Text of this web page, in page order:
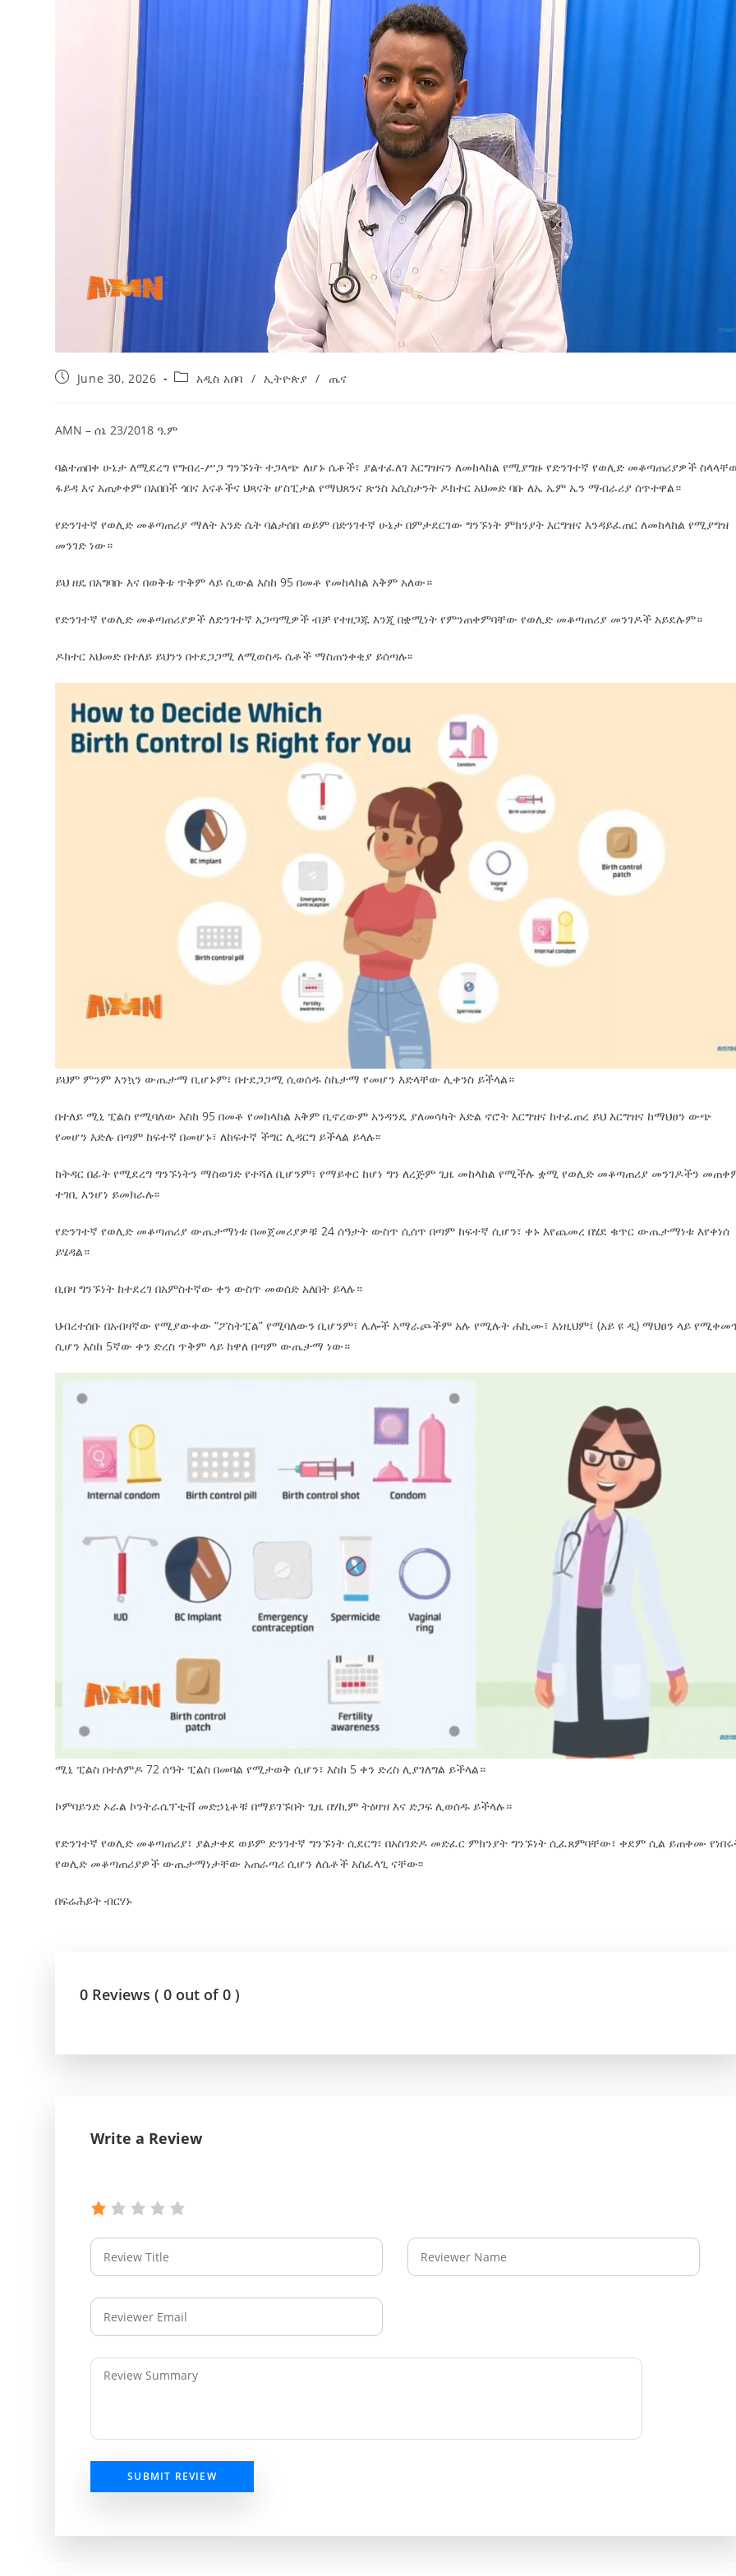
የኢትዮጵያ ኢኮኖሚ ከቡና ባሻገር
August 5, 2026
የቤኒን የዲጂታል ትራንስፎርሜሽን እና ኢኖቬሽን
ሚኒስትር ማሁና አክፕሎጋን የኢፌዴሪ መሶብ
አገልግሎትን ጎበኙ
August 5, 2026
2ኛው የአዲስ ሚዲያ ኔትዎርክ አመራሮች እና
ሠራተኞች ስፖርት ፌስቲቫል በቴሌቪዥን ዘርፍ
ተቃውሞ የበዛበት የፊፋ አዲሱ እቅድ
July 30, 2026
አዲስ ሚዲያ ኔትዎርክ በይዘት ስራዎቹ
ትርክትን በማረም እና የወል ትርክትን
ሃላፊነቱን እየተወጣ ይገኛል
AmnAdmin
June 30, 2026 አዲስ አበባ / ኢትዮጵያ / ጤና
AMN – ሰኔ 23/2018 ዓ.ም
ባልተጠበቀ ሁኔታ ለሚደረግ የግብረ-ሥጋ ግንኙነት ተጋላጭ ለሆኑ ሴቶች፣ ያልተፈለገ እርግዝናን ለመከላከል የሚያግዙ የድንገተኛ የወሊድ መቆጣጠሪያዎች
ፋይዳ እና አጠቃቀም በአበበች ጎበና እናቶችና ህጻናት ሆስፒታል የማህጸንና ጽንስ አሲስታንት ዶክተር አህመድ ባቡ ለኤ ኤም ኤን ማብራሪያ ሰጥተዋል።
የድንገተኛ የወሊድ መቆጣጠሪያ ማለት አንድ ሴት ባልታሰበ ወይም በድንገተኛ ሁኔታ በምታደርገው ግንኙነት ምክንያት እርግዝና እንዳይፈጠር ለመከላከል የሚያግዝ
መንገድ ነው።
ይህ ዘዴ በአግባቡ እና በወቅቱ ጥቅም ላይ ሲውል እስከ 95 በመቶ የመከላከል አቅም አለው።
የድንገተኛ የወሊድ መቆጣጠሪያዎች ለድንገተኛ አጋጣሚዎች ብቻ የተዘጋጁ እንጂ በቋሚነት የምንጠቀምባቸው የወሊድ መቆጣጠሪያ መንገዶች አይደሉም።
ዶክተር አህመድ በተለይ ይህንን በተደጋጋሚ ለሚወስዱ ሴቶች ማስጠንቀቂያ ይሰጣሉ፡፡
ይህም ምንም እንኳን ውጤታማ ቢሆኑም፣ በተደጋጋሚ ሲወሰዱ ስኬታማ የመሆን እድላቸው ሊቀንስ ይችላል።
በተለይ ሚኒ ፒልስ የሚባለው እስከ 95 በመቶ የመከላከል አቅም ቢኖረውም አንዳንዴ ያለመሳካት እድል ኖሮት እርግዝና ከተፈጠረ ይህ እርግዝና ከማህፀን ውጭ
የመሆን እድሉ በጣም ከፍተኛ በመሆኑ፣ ለከፍተኛ ችግር ሊዳርግ ይችላል ይላሉ፡፡
ከትዳር በፊት የሚደረግ ግንኙነትን ማስወገድ የተሻለ ቢሆንም፣ የማይቀር ከሆነ ግን ለረጅም ጊዜ መከላከል የሚችሉ ቋሚ የወሊድ መቆጣጠሪያ መንገዶችን
ተገቢ እንሆነ ይመክራሉ፡፡
የድንገተኛ የወሊድ መቆጣጠሪያ ውጤታማነቱ በመጀመሪያዎቹ 24 ሰዓታት ውስጥ ሲሰጥ በጣም ከፍተኛ ሲሆን፣ ቀኑ እየጨመረ በሄደ ቁጥር ውጤታማነቱ እየቀነሰ
ይሄዳል።
ቢበዛ ግንኙነት ከተደረገ በአምስተኛው ቀን ውስጥ መወሰድ አለበት ይላሉ።
ህብረተሰቡ በአብዛኛው የሚያውቀው “ፖስትፒል” የሚባለውን ቢሆንም፣ ሌሎች አማራጮችም አሉ የሚሉት ሐኪሙ፣ እነዚህም፤ (አይ ዩ ዲ) ማህፀን ላይ
ሲሆን እስከ 5ኛው ቀን ድረስ ጥቅም ላይ ከዋለ በጣም ውጤታማ ነው።
ሚኒ ፒልስ በተለምዶ 72 ሰዓት ፒልስ በመባል የሚታወቅ ሲሆን፣ እስከ 5 ቀን ድረስ ሊያገለግል ይችላል።
ኮምባይንድ ኦራል ኮንትራሴፕቲቭ መድኃኒቶቹ በማይገኙበት ጊዜ በሃኪም ትዕዛዝ እና ድጋፍ ሊወሰዱ ይችላሉ።
የድንገተኛ የወሊድ መቆጣጠሪያ፣ ያልታቀደ ወይም ድንገተኛ ግንኙነት ሲደርግ፣ በአስገድዶ መድፈር ምክንያት ግንኙነት ሲፈጸምባቸው፣ ቀደም ሲል ይጠቀሙ
የወሊድ መቆጣጠሪያዎች ውጤታማነታቸው አጠራጣሪ ሲሆን ለሴቶች አስፈላጊ ናቸው፡፡
በፍሬሕይት ብርሃኑ
0 Reviews ( 0 out of 0 )
Write a Review
SUBMIT REVIEW